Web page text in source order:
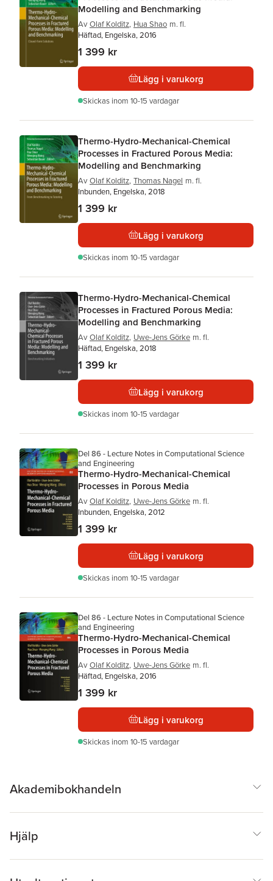
Modelling and Benchmarking
Av Olaf Kolditz, Hua Shao m. fl.
Häftad, Engelska, 2016
1 399 kr
Lägg i varukorg
Skickas inom 10-15 vardagar
Thermo-Hydro-Mechanical-Chemical
Processes in Fractured Porous Media:
Modelling and Benchmarking
Av Olaf Kolditz, Thomas Nagel m. fl.
Inbunden, Engelska, 2018
1 399 kr
Lägg i varukorg
Skickas inom 10-15 vardagar
Thermo-Hydro-Mechanical-Chemical
Processes in Fractured Porous Media:
Modelling and Benchmarking
Av Olaf Kolditz, Uwe-Jens Görke m. fl.
Häftad, Engelska, 2018
1 399 kr
Lägg i varukorg
Skickas inom 10-15 vardagar
Del 86 - Lecture Notes in Computational Science
and Engineering
Thermo-Hydro-Mechanical-Chemical
Processes in Porous Media
Av Olaf Kolditz, Uwe-Jens Görke m. fl.
Inbunden, Engelska, 2012
1 399 kr
Lägg i varukorg
Skickas inom 10-15 vardagar
Del 86 - Lecture Notes in Computational Science
and Engineering
Thermo-Hydro-Mechanical-Chemical
Processes in Porous Media
Av Olaf Kolditz, Uwe-Jens Görke m. fl.
Häftad, Engelska, 2016
1 399 kr
Lägg i varukorg
Skickas inom 10-15 vardagar
Akademibokhandeln
Hjälp